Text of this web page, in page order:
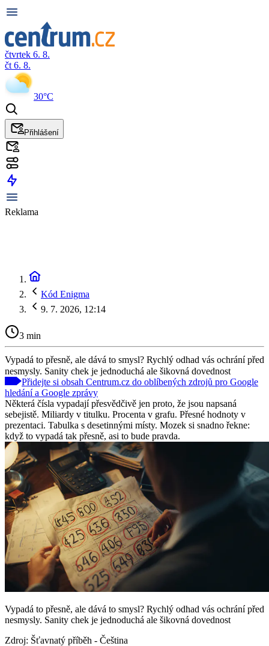
čtvrtek 6. 8.
čt 6. 8.
30°C
Přihlášení
Reklama
Kód Enigma
9. 7. 2026, 12:14
3 min
Vypadá to přesně, ale dává to smysl? Rychlý odhad vás ochrání před
nesmysly. Sanity chek je jednoduchá ale šikovná dovednost
Přidejte si obsah Centrum.cz do oblíbených zdrojů pro Google
hledání a Google zprávy
Některá čísla vypadají přesvědčivě jen proto, že jsou napsaná
sebejistě. Miliardy v titulku. Procenta v grafu. Přesné hodnoty v
prezentaci. Tabulka s desetinnými místy. Mozek si snadno řekne:
když to vypadá tak přesně, asi to bude pravda.
Vypadá to přesně, ale dává to smysl? Rychlý odhad vás ochrání před
nesmysly. Sanity chek je jednoduchá ale šikovná dovednost
Zdroj: Šťavnatý příběh - Čeština